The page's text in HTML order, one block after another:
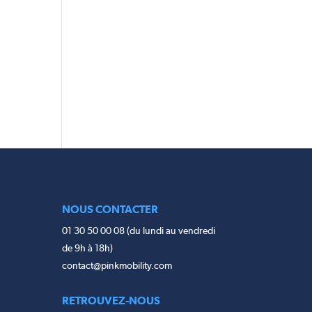
NOUS CONTACTER
01 30 50 00 08 (du lundi au vendredi
de 9h à 18h)
contact@pinkmobility.com
RETROUVEZ-NOUS